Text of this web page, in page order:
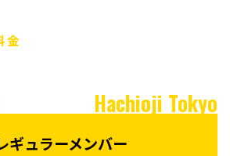
金
Hachioji Tokyo
ギュラーメンバー